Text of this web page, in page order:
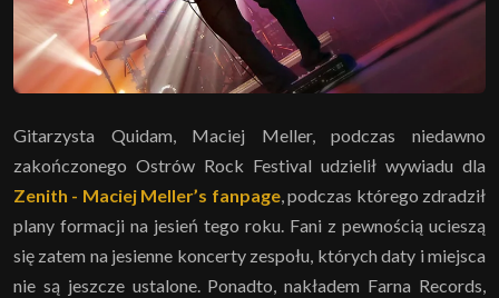
Gitarzysta Quidam, Maciej Meller, podczas niedawno
zakończonego Ostrów Rock Festival udzielił wywiadu dla
Zenith - Maciej Meller’s fanpage, podczas którego zdradził
plany formacji na jesień tego roku. Fani z pewnością ucieszą
się zatem na jesienne koncerty zespołu, których daty i miejsca
nie są jeszcze ustalone. Ponadto, nakładem Farna Records,